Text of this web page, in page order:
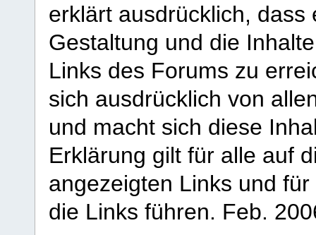
erklärt ausdrücklich,
Gestaltung und die
Links des Forums zu
sich ausdrücklich von
und macht sich diese
Erklärung gilt für alle auf
angezeigten Links und
die Links führen. Feb.